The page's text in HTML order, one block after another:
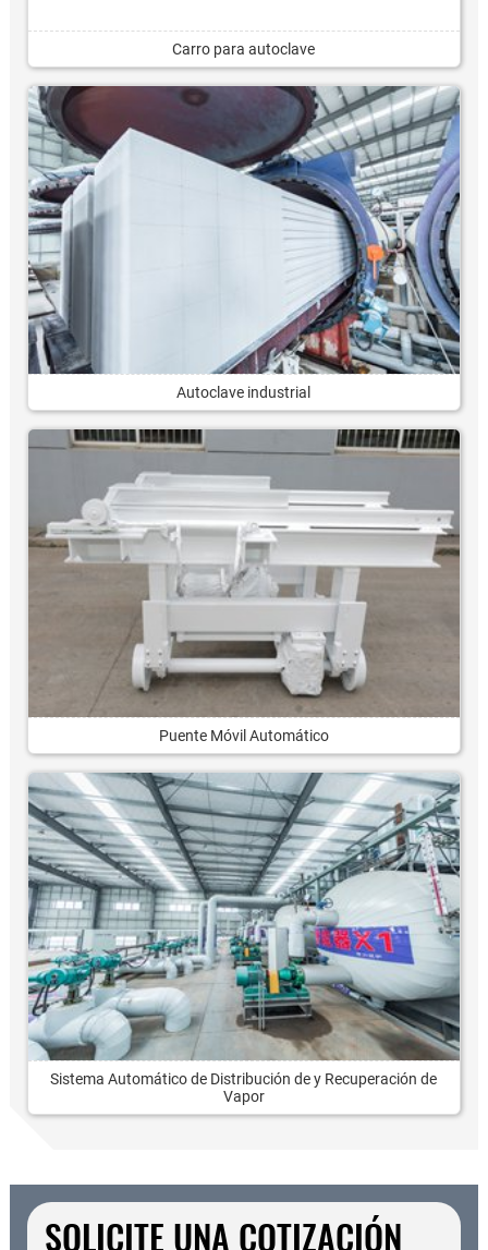
Carro para autoclave
Autoclave industrial
Puente Móvil Automático
Sistema Automático de Distribución de y Recuperación de
Vapor
SOLICITE UNA COTIZACIÓN